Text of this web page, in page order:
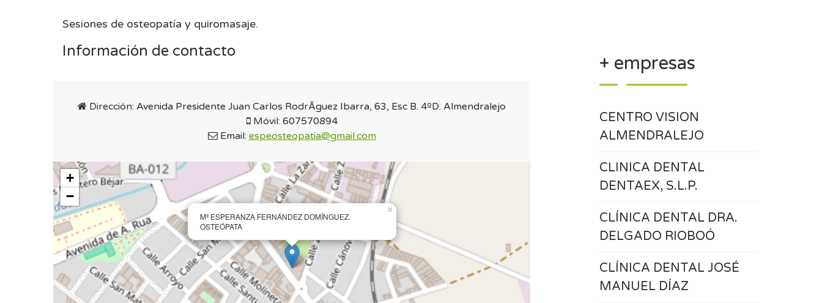
Sesiones de osteopatía y quiromasaje.
Información de contacto
Dirección: Avenida Presidente Juan Carlos RodrÃ­guez Ibarra, 63, Esc B. 4ºD. Almendralejo
Móvil: 607570894
Email: espeosteopatia@gmail.com
Mª ESPERANZA FERNÁNDEZ DOMÍNGUEZ.
OSTEÓPATA
×
+
−
+ empresas
CENTRO VISION
ALMENDRALEJO
CLINICA DENTAL
DENTAEX, S.L.P.
CLÍNICA DENTAL DRA.
DELGADO RIOBOÓ
CLÍNICA DENTAL JOSÉ
MANUEL DÍAZ